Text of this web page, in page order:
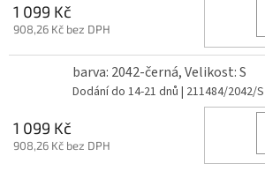
1 099 Kč
908,26 Kč bez DPH
barva: 2042-černá, Velikost: S
Dodání do 14-21 dnů | 211484/2042/S
1 099 Kč
908,26 Kč bez DPH